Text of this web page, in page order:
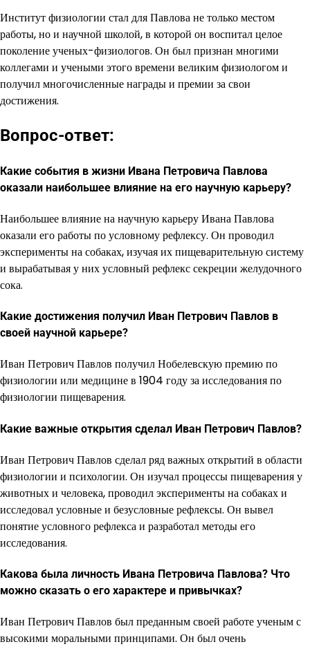
Институт физиологии стал для Павлова не только местом
работы, но и научной школой, в которой он воспитал целое
поколение ученых-физиологов. Он был признан многими
коллегами и учеными этого времени великим физиологом и
получил многочисленные награды и премии за свои
достижения.
Вопрос-ответ:
Какие события в жизни Ивана Петровича Павлова
оказали наибольшее влияние на его научную карьеру?
Наибольшее влияние на научную карьеру Ивана Павлова
оказали его работы по условному рефлексу. Он проводил
эксперименты на собаках, изучая их пищеварительную систему
и вырабатывая у них условный рефлекс секреции желудочного
сока.
Какие достижения получил Иван Петрович Павлов в
своей научной карьере?
Иван Петрович Павлов получил Нобелевскую премию по
физиологии или медицине в 1904 году за исследования по
физиологии пищеварения.
Какие важные открытия сделал Иван Петрович Павлов?
Иван Петрович Павлов сделал ряд важных открытий в области
физиологии и психологии. Он изучал процессы пищеварения у
животных и человека, проводил эксперименты на собаках и
исследовал условные и безусловные рефлексы. Он вывел
понятие условного рефлекса и разработал методы его
исследования.
Какова была личность Ивана Петровича Павлова? Что
можно сказать о его характере и привычках?
Иван Петрович Павлов был преданным своей работе ученым с
высокими моральными принципами. Он был очень